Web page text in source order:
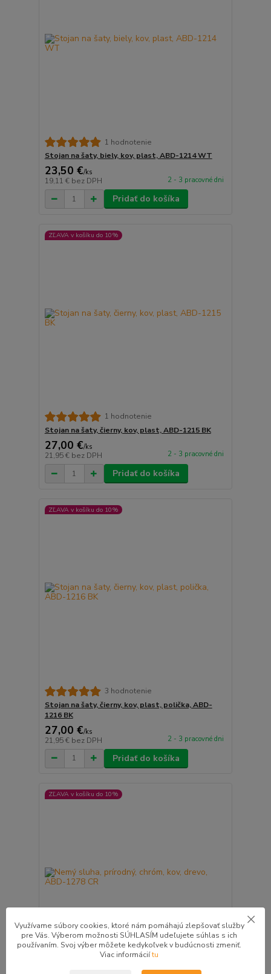
1 hodnotenie
Stojan na šaty, biely, kov, plast, ABD-1214 WT
23,50 €/ks
19,11 € bez DPH 2 - 3 pracovné dni
Pridať do košíka
ZĽAVA v košíku do 10%
1 hodnotenie
Stojan na šaty, čierny, kov, plast, ABD-1215 BK
27,00 €/ks
21,95 € bez DPH 2 - 3 pracovné dni
Pridať do košíka
ZĽAVA v košíku do 10%
3 hodnotenie
Stojan na šaty, čierny, kov, plast, polička, ABD-
1216 BK
27,00 €/ks
21,95 € bez DPH 2 - 3 pracovné dni
Pridať do košíka
ZĽAVA v košíku do 10%
Využívame súbory cookies, ktoré nám pomáhajú zlepšovať služby
pre Vás. Výberom možnosti SÚHLASÍM udeľujete súhlas s ich
používaním. Svoj výber môžete kedykoľvek v budúcnosti zmeniť.
Viac informáciítu